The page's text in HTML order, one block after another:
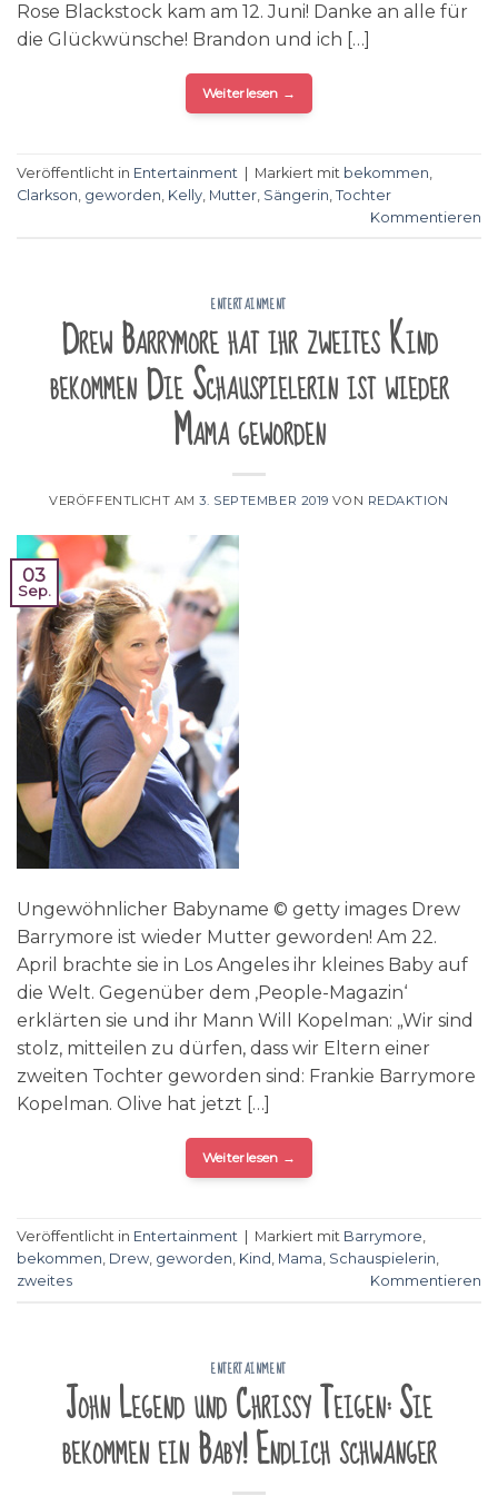
Rose Blackstock kam am 12. Juni! Danke an alle für
die Glückwünsche! Brandon und ich […]
Weiterlesen →
Veröffentlicht in Entertainment | Markiert mit bekommen
Clarkson geworden Kelly Mutter Sängerin Tochter
Kommentieren
ENTERTAINMENT
Drew Barrymore hat ihr zweites Kind
bekommen Die Schauspielerin ist wieder
Mama geworden
VERÖFFENTLICHT AM3. SEPTEMBER 2019 VON REDAKTION
03
Sep.
Ungewöhnlicher Babyname © getty images Drew
Barrymore ist wieder Mutter geworden! Am 22.
April brachte sie in Los Angeles ihr kleines Baby auf
die Welt. Gegenüber dem ‚People-Magazin‘
erklärten sie und ihr Mann Will Kopelman: „Wir sind
stolz, mitteilen zu dürfen, dass wir Eltern einer
zweiten Tochter geworden sind: Frankie Barrymore
Kopelman. Olive hat jetzt […]
Weiterlesen →
Veröffentlicht in Entertainment Markiert mit Barrymore,
bekommen, Drew, geworden, Kind , Mama, Schauspielerin,
zweites
Kommentieren
ENTERTAINMENT
John Legend und Chrissy Teigen: Sie
bekommen ein Baby! Endlich schwanger